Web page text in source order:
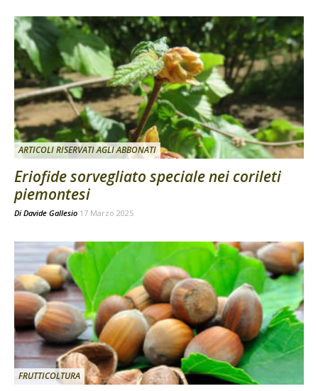
ARTICOLI RISERVATI AGLI ABBONATI
Eriofide sorvegliato speciale nei corileti
piemontesi
Di Davide Gallesio 17 Marzo 2025
FRUTTICOLTURA